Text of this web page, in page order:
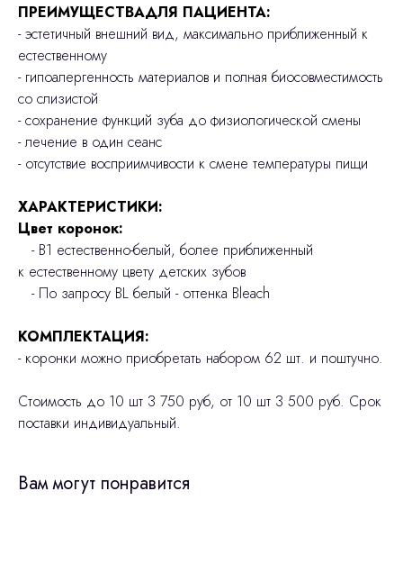
ПРЕИМУЩЕСТВАДЛЯ ПАЦИЕНТА:
- эстетичный внешний вид, максимально приближенный к
естественному
- гипоалергенность материалов и полная биосовместимость
со слизистой
- сохранение функций зуба до физиологической смены
- лечение в один сеанс
- отсутствие восприимчивости к смене температуры пищи
ХАРАКТЕРИСТИКИ:
Цвет коронок:
- В1 естественно-белый, более приближенный
к естественному цвету детских зубов
- По запросу BL белый - оттенка Bleach
КОМПЛЕКТАЦИЯ:
- коронки можно приобретать набором 62 шт. и поштучно.
Стоимость до 10 шт 3 750 руб, от 10 шт 3 500 руб. Срок
поставки индивидуальный.
Вам могут понравится